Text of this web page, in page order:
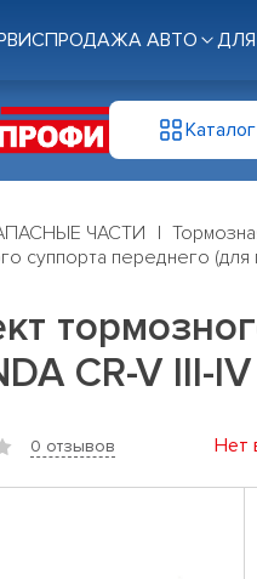
ПРОДАЖА АВТО
Каталог
ЧАСТИ
суппорта переднего
CR-V III-
0 отзывов Нет